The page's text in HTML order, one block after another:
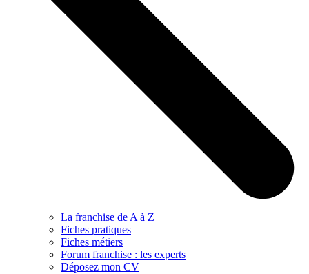
La franchise de A à Z
Fiches pratiques
Fiches métiers
Forum franchise : les experts
Déposez mon CV